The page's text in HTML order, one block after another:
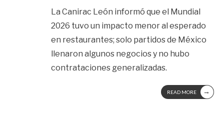
La Canirac León informó que el Mundial
2026 tuvo un impacto menor al esperado
en restaurantes; solo partidos de México
llenaron algunos negocios y no hubo
contrataciones generalizadas.
READ MORE →